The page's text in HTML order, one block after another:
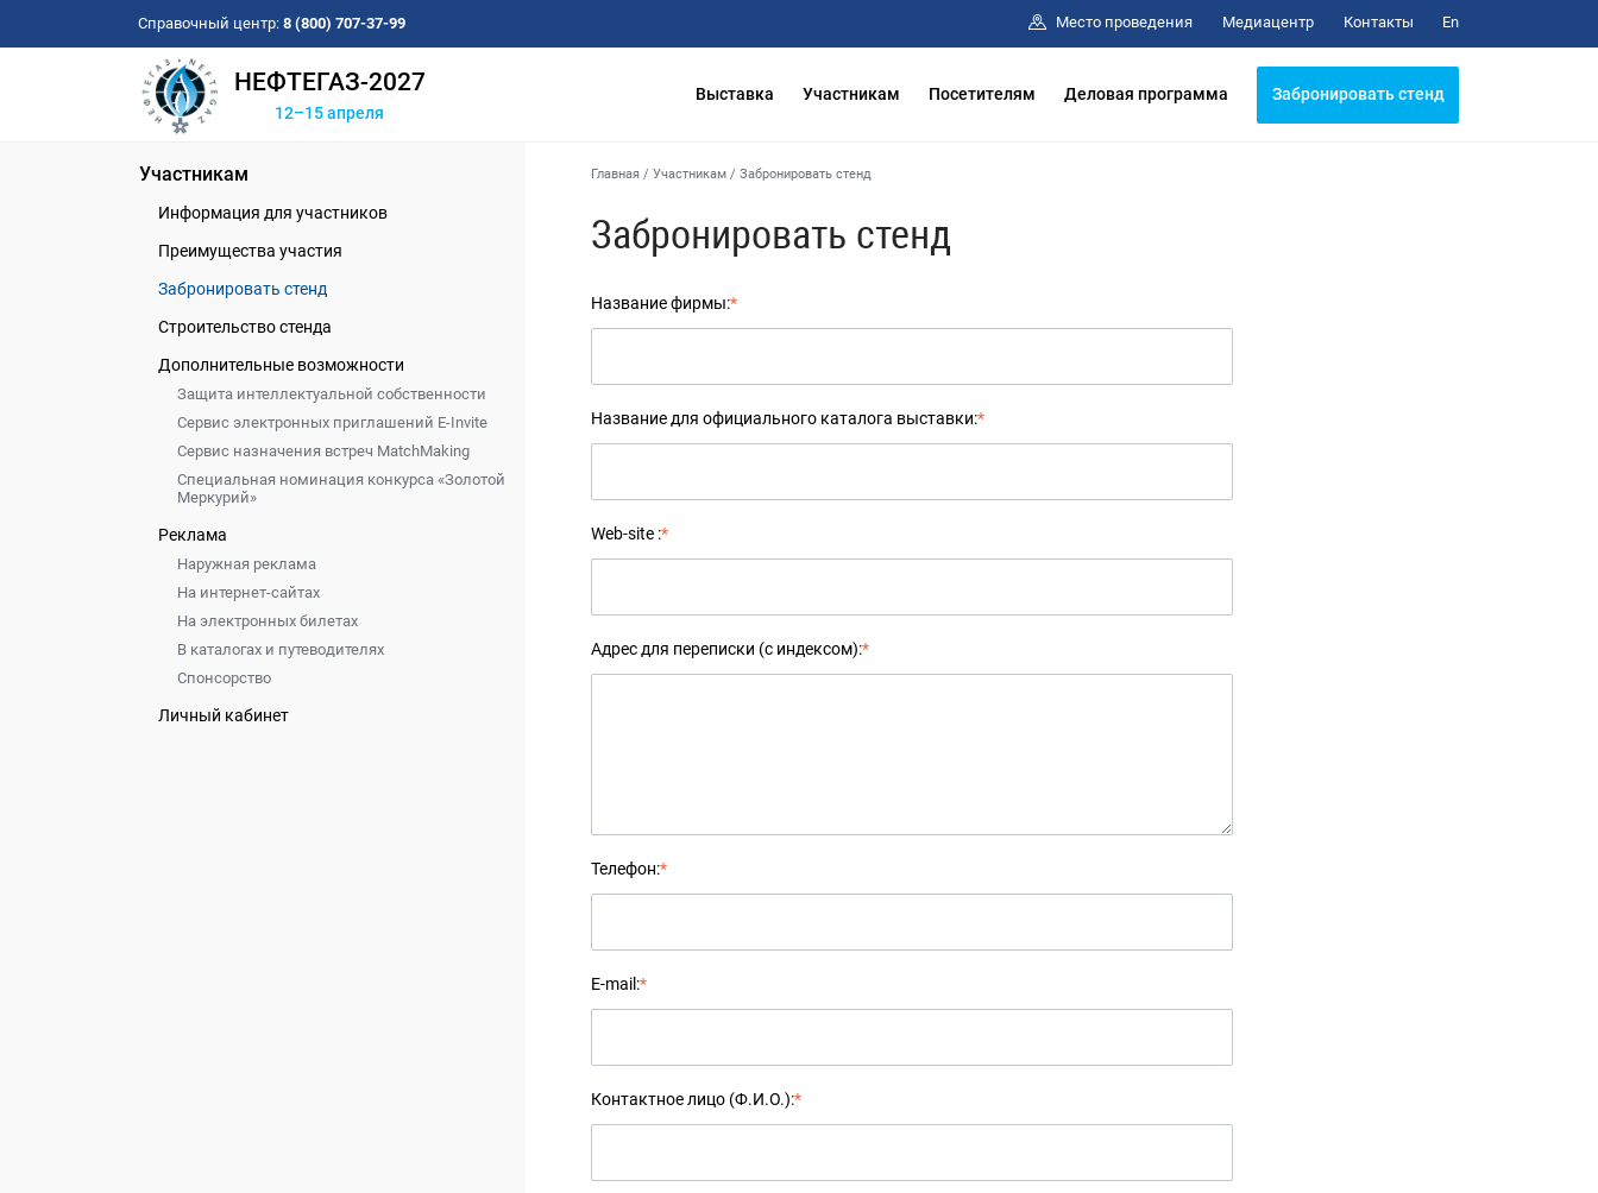
Справочный центр: 8 (800) 707-37-99 Место проведения Медиацентр Контакты En
НЕФТЕГАЗ-2027
12–15 апреля
Выставка Участникам Посетителям Деловая программа Забронировать стенд
Участникам
Информация для участников
Преимущества участия
Забронировать стенд
Строительство стенда
Дополнительные возможности
Защита интеллектуальной собственности
Сервис электронных приглашений E-Invite
Сервис назначения встреч MatchMaking
Специальная номинация конкурса «Золотой
Меркурий»
Реклама
Наружная реклама
На интернет-сайтах
На электронных билетах
В каталогах и путеводителях
Спонсорство
Личный кабинет
Главная / Участникам / Забронировать стенд
Забронировать стенд
Название фирмы:*
Название для официального каталога выставки:*
Web-site :*
Адрес для переписки (с индексом):*
Телефон:*
E-mail:*
Контактное лицо (Ф.И.О.):*